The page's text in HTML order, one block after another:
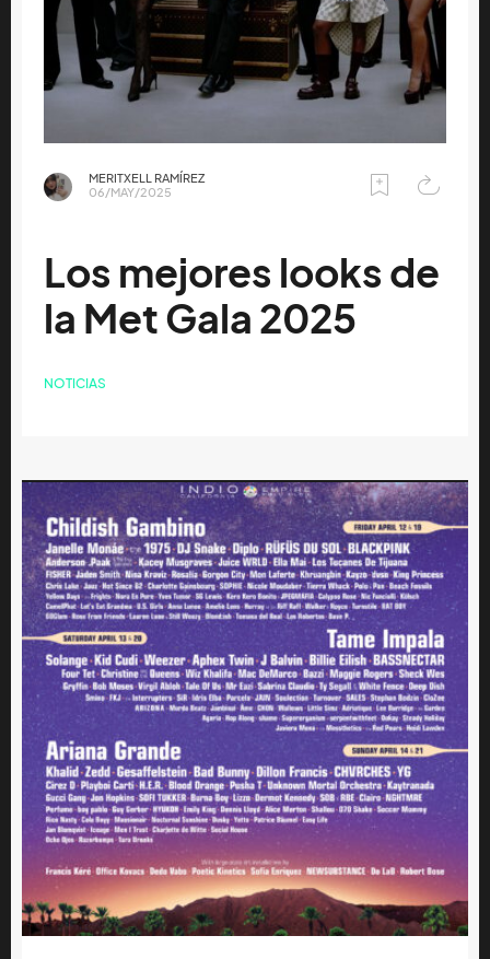
MERITXELL RAMÍREZ
06/MAY/2025
Los mejores looks de
la Met Gala 2025
NOTICIAS